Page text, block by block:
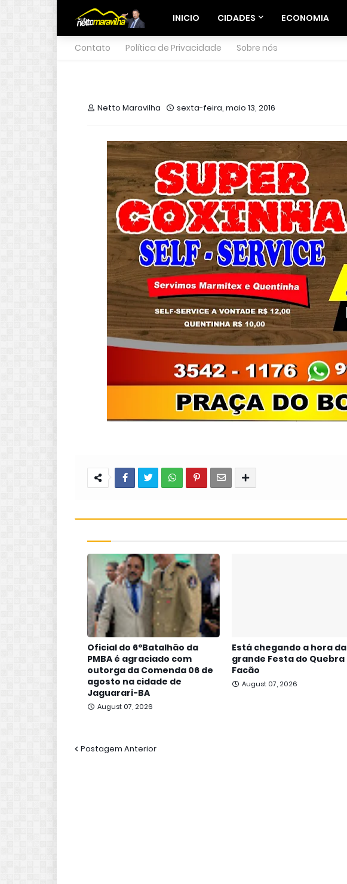
INICIO CIDADES ECONOMIA
Contato Política de Privacidade Sobre nós
Netto Maravilha sexta-feira, maio 13, 2016
Oficial do 6ºBatalhão da
PMBA é agraciado com
outorga da Comenda 06 de
agosto na cidade de
Jaguarari-BA
August 07, 2026
Está chegando a hora da
grande Festa do Quebra
Facão
August 07, 2026
Postagem Anterior